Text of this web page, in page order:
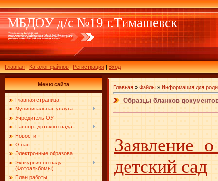
МБДОУ д/с №19 г.Тимашевск
Главная|Каталог файлов|Регистрация|Вход
Меню сайта
Главная страница
Муниципальная услуга
Учредитель ОУ
Паспорт детского сада
Новости
О нас
Электронные образова...
Экскурсия по саду
(Фотоальбомы)
План работы
Главная » Файлы » Информация для
Образцы бланков
Заявление
детский сад